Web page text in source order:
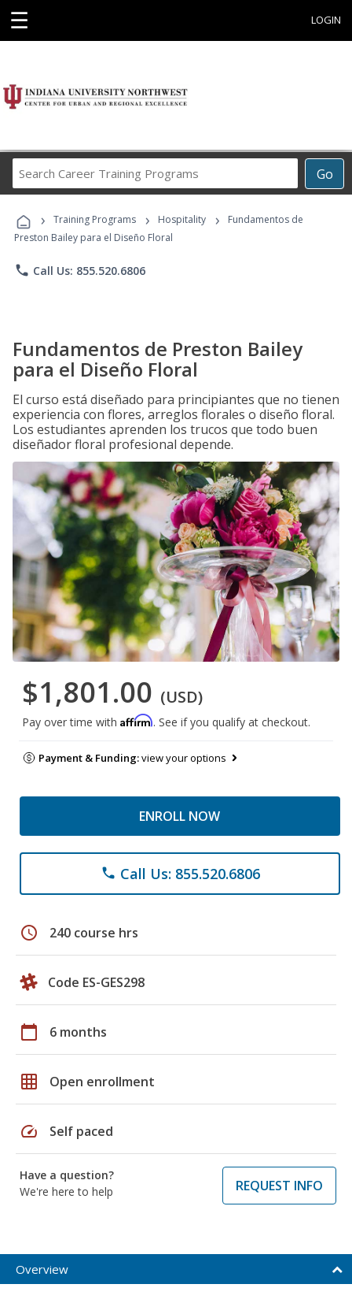
☰ LOGIN
Go
Career
Programs
› Training Programs › Hospitality ›
Fundamentos de
Preston Bailey para el Diseño Floral
phone Call Us: 855.520.6806
Fundamentos de Preston Bailey
para el Diseño Floral
El curso está diseñado para principiantes que no tienen
experiencia con flores, arreglos florales o diseño floral.
Los estudiantes aprenden los trucos que todo buen
diseñador floral profesional depende.
$1,801.00 (USD)
Pay over time with Affirm. See if you qualify at checkout.
Payment & Funding:view your options
ENROLL NOW
phone Call Us: 855.520.6806
schedule 240 course hrs
Code ES-GES298
calendar_today 6 months
grid_on Open enrollment
speed Self paced
Have a question?
We're here to help
REQUEST INFO
Overview